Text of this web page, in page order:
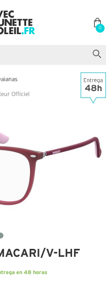
0
Officiel
V-LHF
en 48 horas